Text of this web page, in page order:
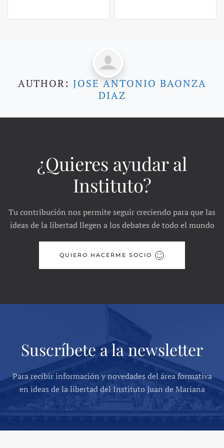
AUTHOR: JOSE ANTONIO BAONZA
DIAZ
¿Quieres ayudar al
Instituto?
Tu contribución nos permite seguir creciendo para que las
ideas de la libertad llegen a los debates de todo el mundo
QUIERO HACERME SOCIO
Suscríbete a la newsletter
Para recibir información y novedades del área formativa
en ideas de la libertad del Instituto Juan de Mariana